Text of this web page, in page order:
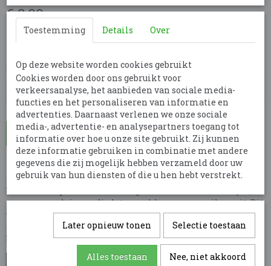
€ 3,00 per stuk
Minimum aantal is 5 voor € 15,00 (inclusief btw 21%)
- Levertijd 7 dagen
Aantal
In winkelwagen
Miscanthus sinensis 'Emanuelle Lapage' is een siergras dat
een hoogte bereikt van 150-180 cm. Het heeft smalle, groene
bladeren en produceert van augustus tot oktober sierlijke,
purperroze pluimen die later verkleuren naar zilverwit. Dit
winterharde gras is perfect voor borders en grotere tuinen
en voegt een elegante en luchtige uitstraling toe aan uw
buitenruimte.
Groen
Toestemming Details Over
Op deze website worden cookies gebruikt
Cookies worden door ons gebruikt voor
verkeersanalyse, het aanbieden van sociale media-
functies en het personaliseren van informatie en
advertenties. Daarnaast verlenen we onze sociale
media-, advertentie- en analysepartners toegang tot
informatie over hoe u onze site gebruikt. Zij kunnen
deze informatie gebruiken in combinatie met andere
gegevens die zij mogelijk hebben verzameld door uw
gebruik van hun diensten of die u hen hebt verstrekt.
Later opnieuw tonen Selectie toestaan
Alles toestaan Nee, niet akkoord